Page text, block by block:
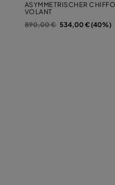
ASYMMETRISCHER
VOLANT
Preis reduziert von
890,00 €auf
534,00 € (40%)